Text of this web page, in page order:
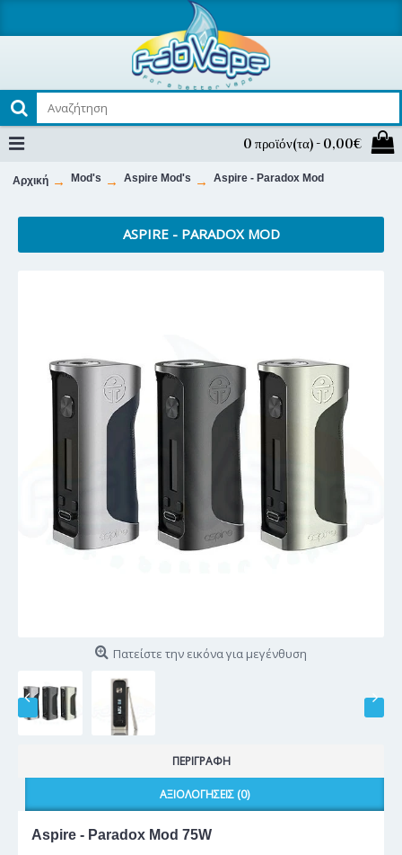
0 προϊόν(τα) - 0,00€
Αρχική Mod's Aspire Mod's Aspire - Paradox Mod
ASPIRE - PARADOX MOD
Πατείστε την εικόνα για μεγένθυση
ΠΕΡΙΓΡΑΦΉ
ΑΞΙΟΛΟΓΉΣΕΙΣ (0)
Aspire - Paradox Mod 75W